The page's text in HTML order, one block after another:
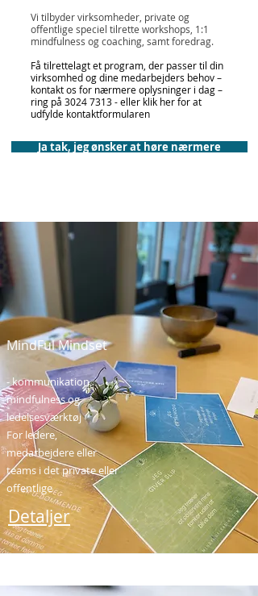
Vi tilbyder virksomheder, private og
offentlige speciel tilrette workshops, 1:1
mindfulness og coaching, samt foredrag.
Få tilrettelagt et program, der passer til din
virksomhed og dine medarbejders behov –
kontakt os for nærmere oplysninger i dag –
ring på 3024 7313- eller klik her for at
udfylde kontaktformularen
Ja tak, jeg ønsker at høre nærmere
MindFul Mindset
- kommunikation,
mindfulness og
ledelsesværktøj
For ledere,
medarbejdere eller
teams i det private eller
offentlige
Detaljer